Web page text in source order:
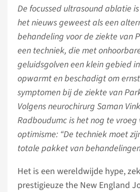
De focussed ultrasound ablatie
het nieuws geweest als een
behandeling voor de ziekte van
een techniek, die met
geluidsgolven een klein gebied
opwarmt en beschadigt om
symptomen bij de ziekte van
Volgens neurochirurg Saman
Radboudumc is het nog te vroeg
optimisme: “De techniek moet
totale pakket van
Het is een wereldwijde hype,
prestigieuze the New England